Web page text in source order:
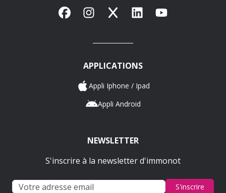
FacebookInstagram
X LinkedInYouTube
APPLICATIONS
Appli Iphone / Ipad
Appli Android
NEWSLETTER
S'inscrire à la newsletter d'immonot
S'inscrire